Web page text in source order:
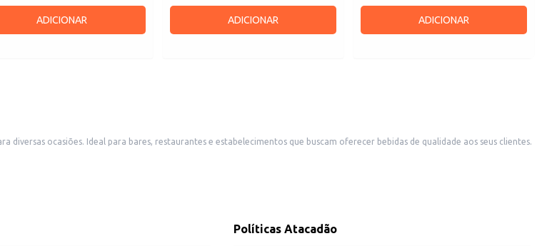
ADICIONAR ADICIONAR ADICIONAR
ocasiões. Ideal para bares, restaurantes e estabelecimentos que buscam oferecer bebidas de qualidade aos seus clientes.
Políticas Atacadão